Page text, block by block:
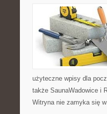
użyteczne wpisy dla
także SaunaWadowice i
Witryna nie zamyka się